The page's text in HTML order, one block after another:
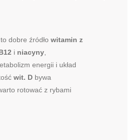
dobre źródłowitamin z
B12 i niacyny,
energii i układ
wit. D bywa
rotować z rybami